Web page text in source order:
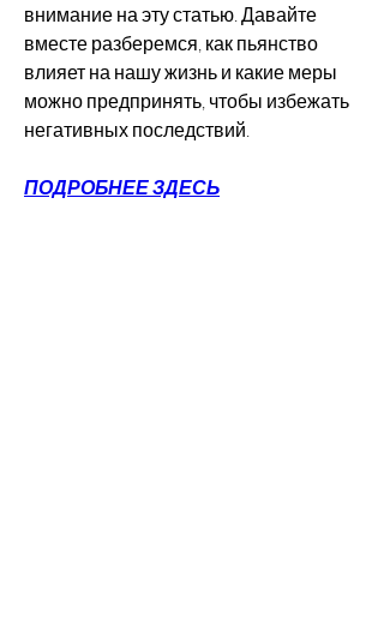
внимание на эту статью. Давайте
вместе разберемся, как пьянство
влияет на нашу жизнь и какие меры
можно предпринять, чтобы избежать
негативных последствий.
ПОДРОБНЕЕ ЗДЕСЬ